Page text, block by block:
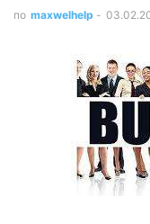
по maxwelhelp -